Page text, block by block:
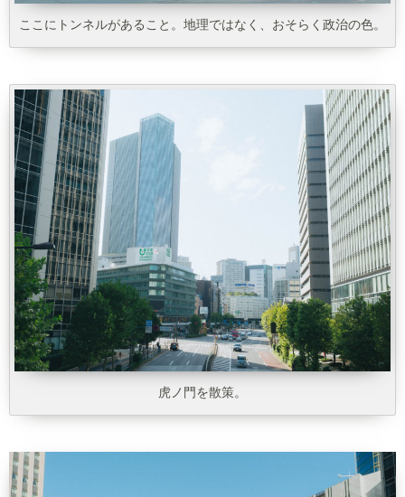
ここにトンネルがあること。地理ではなく、おそらく政治の色。
虎ノ門を散策。